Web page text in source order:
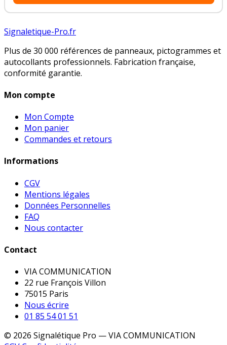
Signaletique-Pro.fr
Plus de 30 000 références de panneaux, pictogrammes et
autocollants professionnels. Fabrication française,
conformité garantie.
Mon compte
Mon Compte
Mon panier
Commandes et retours
Informations
CGV
Mentions légales
Données Personnelles
FAQ
Nous contacter
Contact
VIA COMMUNICATION
22 rue François Villon
75015 Paris
Nous écrire
01 85 54 01 51
© 2026 Signalétique Pro — VIA COMMUNICATION